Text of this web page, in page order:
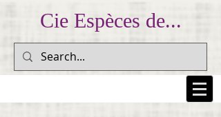
Cie Espèces de...
... Prendre au peuple sa colère et la lui rendre pour
l'inscrire dans la mémoire collective... (Dario Fo)